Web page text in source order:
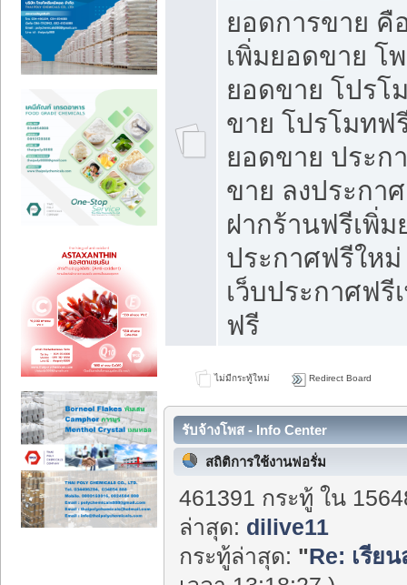
ยอดการขาย คื
เพิ่มยอดขาย โ
ยอดขาย โปรโ
ขาย โปรโมทฟ
ยอดขาย ประก
ขาย ลงประกา
ฝากร้านฟรีเพิ่ม
ประกาศฟรีให
เว็บประกาศฟรี
ฟรี
ไม่มีกระทู้ใหม่ Redirect Board
รับจ้างโพส - Info Center
สถิติการใช้งานฟอรั่ม
461391 กระทู้ ใน
ล่าสุด: dilive11
กระทู้ล่าสุด: "Re: เรีย